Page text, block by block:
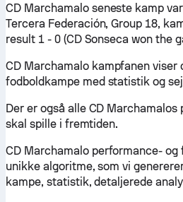
CD Marchamalo seneste kamp
Tercera Federación, Group 18,
result 1 - 0 (CD Sonseca won the
CD Marchamalo kampfanen viser
fodboldkampe med statistik og
Der er også alle CD
skal spille i fremtiden.
CD Marchamalo performance-
unikke algoritme, som vi
kampe, statistik, detaljerede